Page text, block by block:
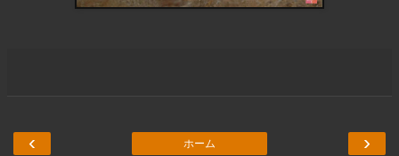
‹ ›
ホーム